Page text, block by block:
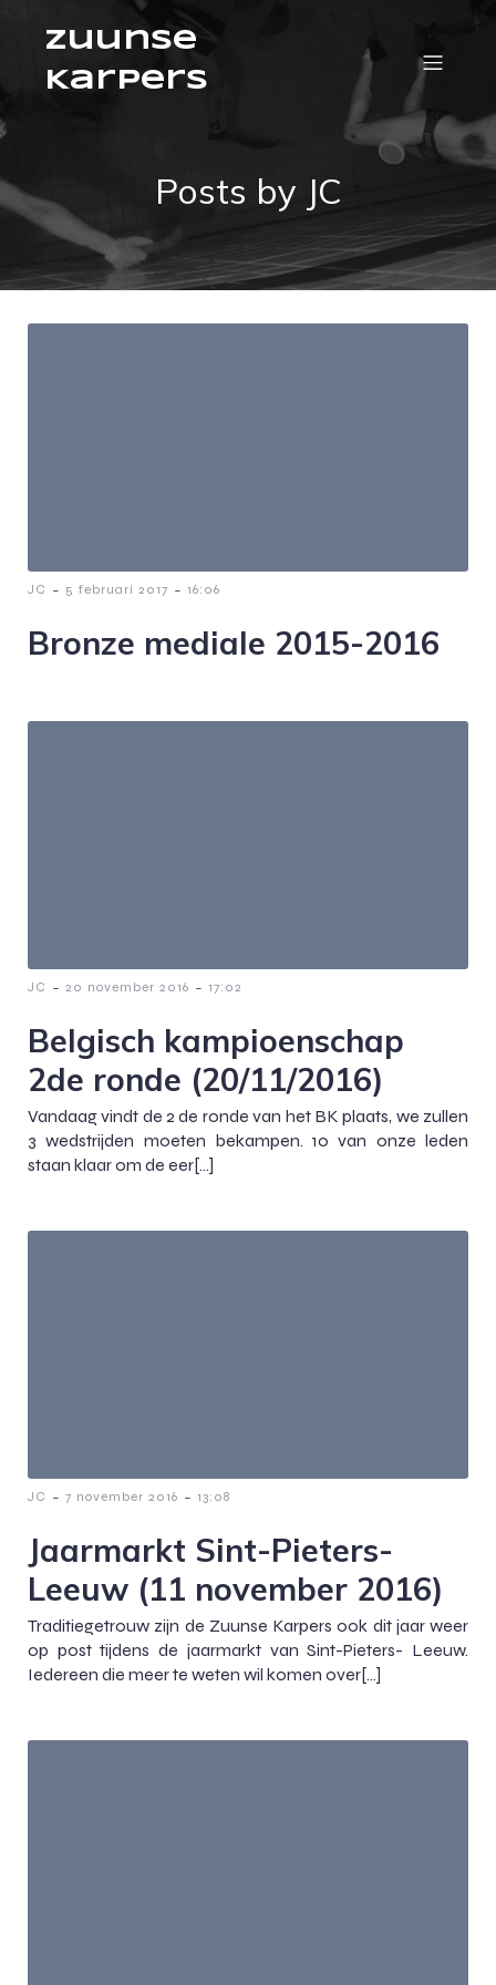
Zuunse
Karpers
Posts by JC
JC - 5 februari 2017 - 16:06
Bronze mediale 2015-2016
JC - 20 november 2016 - 17:02
Belgisch kampioenschap
2de ronde (20/11/2016)
Vandaag vindt de 2 de ronde van het BK plaats, we zullen
3 wedstrijden moeten bekampen. 10 van onze leden
staan klaar om de eer[…]
JC - 7 november 2016 - 13:08
Jaarmarkt Sint-Pieters-
Leeuw (11 november 2016)
Traditiegetrouw zijn de Zuunse Karpers ook dit jaar weer
op post tijdens de jaarmarkt van Sint-Pieters- Leeuw.
Iedereen die meer te weten wil komen over[…]